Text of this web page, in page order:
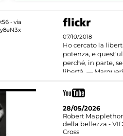
07/10/2018
Ho cercato la
potenza, e
perché, in parte,
libertà. —
28/05/2026
Robert
della bellezza -
Cross